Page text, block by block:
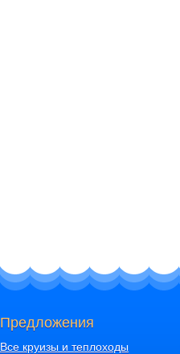
Предложения
Все круизы и теплоходы